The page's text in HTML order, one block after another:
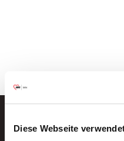
Diese Webseite